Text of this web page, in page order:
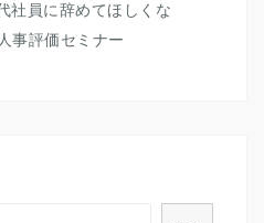
社員に辞めてほしくな
事評価セミナー